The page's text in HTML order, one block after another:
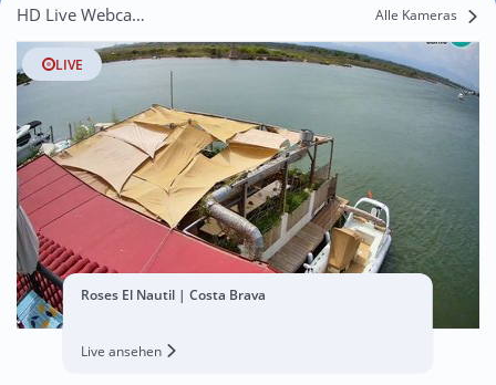
HD Live Webcams el Puig Barutell Alle Kameras
LIVE
Roses El Nautil | Costa Brava
Live ansehen